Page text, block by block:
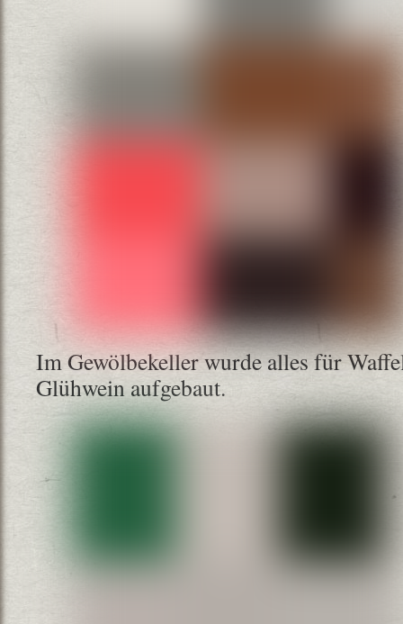
Im Gewölbekeller wurde alles für
Glühwein aufgebaut.